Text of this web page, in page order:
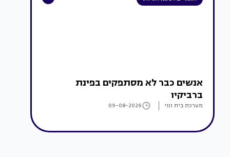
אנשים כבר לא מסתפקים בפינת
ברביקיו
מערכת בית ונוי 09-08-2026